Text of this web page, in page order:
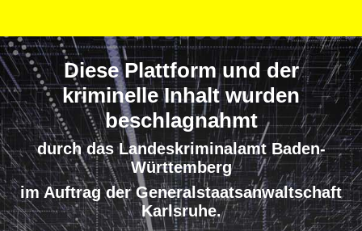
Diese Plattform und der
kriminelle Inhalt wurden
beschlagnahmt
durch das Landeskriminalamt Baden-
Württemberg
im Auftrag der Generalstaatsanwaltschaft
Karlsruhe.